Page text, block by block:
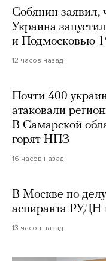
Собянин заявил,
Украина
и Подмосковью
12 часов назад
Почти 400
атаковали
В Самарской
горят НПЗ
16 часов назад
В Москве по
аспиранта РУДН
13 часов назад